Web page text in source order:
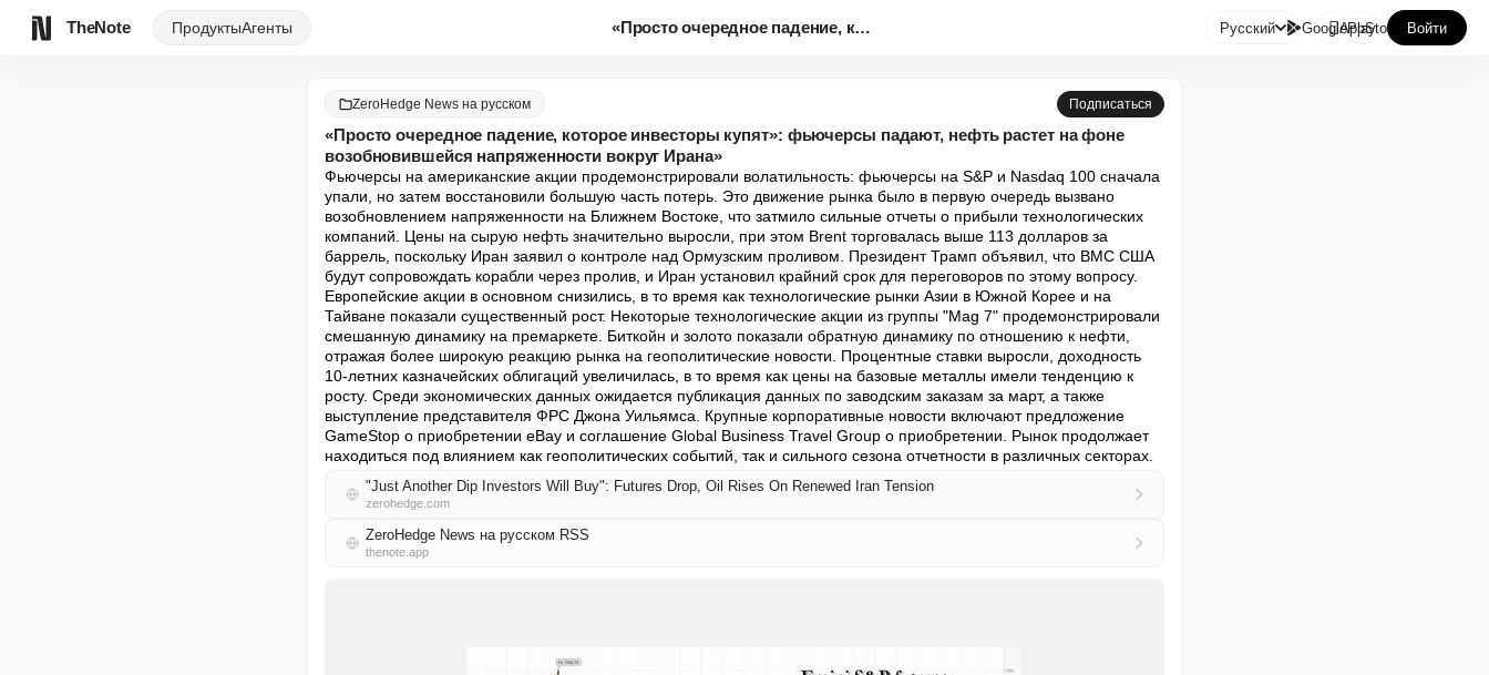
TheNote ПродуктыАгенты «Просто очередное падение, кот... Русский GooglePlay
AppStore Войти
ZeroHedge News на русском Подписаться
«Просто очередное падение, которое инвесторы купят»: фьючерсы падают, нефть растет на фоне
возобновившейся напряженности вокруг Ирана»
Фьючерсы на американские акции продемонстрировали волатильность: фьючерсы на S&P и Nasdaq 100 сначала
упали, но затем восстановили большую часть потерь. Это движение рынка было в первую очередь вызвано
возобновлением напряженности на Ближнем Востоке, что затмило сильные отчеты о прибыли технологических
компаний. Цены на сырую нефть значительно выросли, при этом Brent торговалась выше 113 долларов за
баррель, поскольку Иран заявил о контроле над Ормузским проливом. Президент Трамп объявил, что ВМС США
будут сопровождать корабли через пролив, и Иран установил крайний срок для переговоров по этому вопросу.
Европейские акции в основном снизились, в то время как технологические рынки Азии в Южной Корее и на
Тайване показали существенный рост. Некоторые технологические акции из группы "Mag 7" продемонстрировали
смешанную динамику на премаркете. Биткойн и золото показали обратную динамику по отношению к нефти,
отражая более широкую реакцию рынка на геополитические новости. Процентные ставки выросли, доходность
10-летних казначейских облигаций увеличилась, в то время как цены на базовые металлы имели тенденцию к
росту. Среди экономических данных ожидается публикация данных по заводским заказам за март, а также
выступление представителя ФРС Джона Уильямса. Крупные корпоративные новости включают предложение
GameStop о приобретении eBay и соглашение Global Business Travel Group о приобретении. Рынок продолжает
находиться под влиянием как геополитических событий, так и сильного сезона отчетности в различных секторах.
"Just Another Dip Investors Will Buy": Futures Drop, Oil Rises On Renewed Iran Tension
zerohedge.com
ZeroHedge News на русском RSS
thenote.app